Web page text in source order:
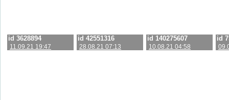
id 3628894
11.09.21 19:47
id 42551316
28.08.21 07:13
id 140275607
10.08.21 04:58
id